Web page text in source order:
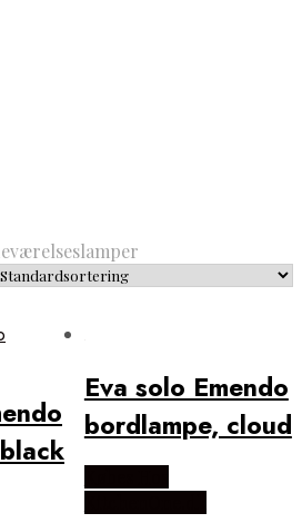
Eva solo Emendo
bordlampe, cloud